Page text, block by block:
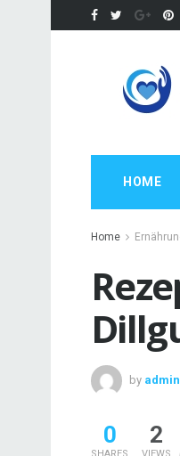
HOME
Home
by admin
0
SHARES
2
VIEWS